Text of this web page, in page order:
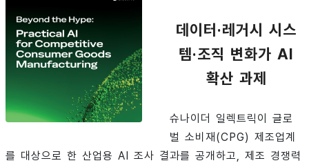
데이터·레거시 시스
템·조직 변화가 AI
확산 과제
슈나이더 일렉트릭이 글로
벌 소비재(CPG) 제조업계
를 대상으로 한 산업용 AI 조사 결과를 공개하고, 제조 경쟁력